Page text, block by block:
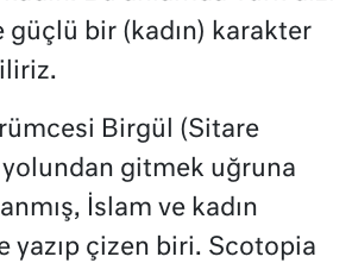
güçlü bir (kadın) karakter
Birgül (Sitare
gitmek uğruna
İslam ve kadın
yazıp çizen biri. Scotopia